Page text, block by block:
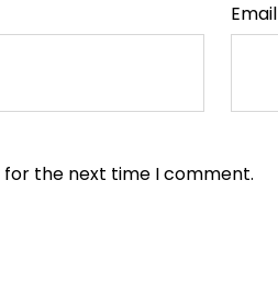
Email
for the next time I comment.